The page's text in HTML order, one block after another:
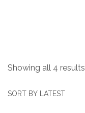
Showing all 4 results